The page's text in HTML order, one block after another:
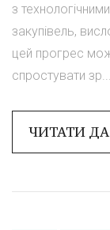
з
закупівель,
цей прогрес
спростувати зр...
ЧИТАТИ